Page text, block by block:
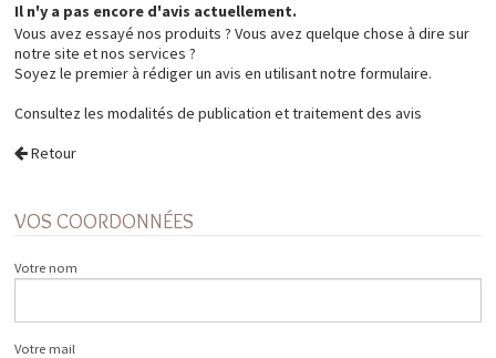
Il n'y a pas encore d'avis actuellement.
Vous avez essayé nos produits ? Vous avez quelque chose à dire sur
notre site et nos services ?
Soyez le premier à rédiger un avis en utilisant notre formulaire.
Consultez lesmodalités de publication et traitement des avis
Retour
VOS COORDONNÉES
Votre nom
Votre mail